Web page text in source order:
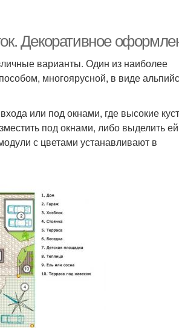
Декоративное
варианты. Один из наиболее
многоярусной, в виде
или под окнами, где высокие
под окнами, либо выделить ей
с цветами устанавливают в